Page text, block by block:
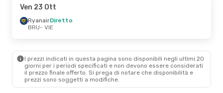
RyanairDiretto
BRU- VIE
RyanairDiretto
VIE - BRU
Ven 16 Ott- Lun 19 Ott
Ryanair Diretto
BRU- VIE
Ryanair Diretto
VIE- BRU
Ven 23 Ott
RyanairDiretto
BRU- VIE
I prezzi indicati in questa pagina sono disponibili negli ultimi 20
giorni per i periodi specificati e non devono essere considerati
il ​​prezzo finale offerto. Si prega di notare che disponibilità e
prezzi sono soggetti a modifiche.